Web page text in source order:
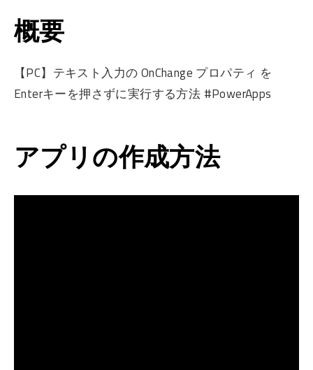
概要
【PC】テキスト入力の OnChange プロパティ を
Enterキーを押さずに実行する方法 #PowerApps
アプリの作成方法